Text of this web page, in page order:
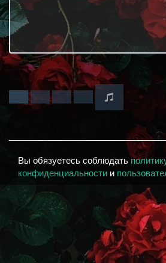
Вы обязуетесь соблюдать
конфиденциальности и